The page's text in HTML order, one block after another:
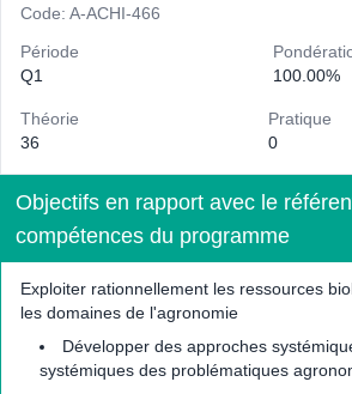
Code: A-ACHI-466
Période
Q1
100.00%
Théorie
36
Pratique
0
Objectifs en rapport avec le
compétences du programme
Exploiter rationnellement les ressources
les domaines de l'agronomie
Développer des approches
systémiques des problématiques